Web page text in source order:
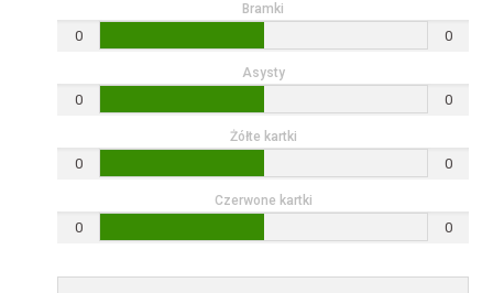
Bramki
0 0
Asysty
0 0
Żółte kartki
0 0
Czerwone kartki
0 0